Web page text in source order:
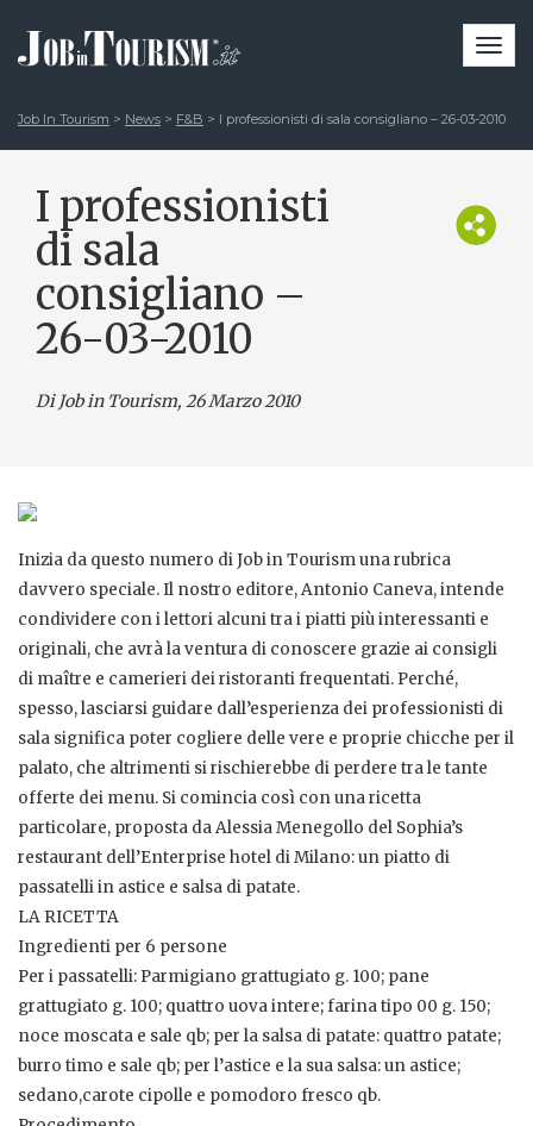
Job In Tourism > News > F&B > I professionisti di sala consigliano – 26-03-2010
I professionisti
di sala
consigliano –
26-03-2010
Di Job in Tourism, 26 Marzo 2010
Inizia da questo numero di Job in Tourism una rubrica
davvero speciale. Il nostro editore, Antonio Caneva, intende
condividere con i lettori alcuni tra i piatti più interessanti e
originali, che avrà la ventura di conoscere grazie ai consigli
di maître e camerieri dei ristoranti frequentati. Perché,
spesso, lasciarsi guidare dall’esperienza dei professionisti di
sala significa poter cogliere delle vere e proprie chicche per il
palato, che altrimenti si rischierebbe di perdere tra le tante
offerte dei menu. Si comincia così con una ricetta
particolare, proposta da Alessia Menegollo del Sophia’s
restaurant dell’Enterprise hotel di Milano: un piatto di
passatelli in astice e salsa di patate.
LA RICETTA
Ingredienti per 6 persone
Per i passatelli: Parmigiano grattugiato g. 100; pane
grattugiato g. 100; quattro uova intere; farina tipo 00 g. 150;
noce moscata e sale qb; per la salsa di patate: quattro patate;
burro timo e sale qb; per l’astice e la sua salsa: un astice;
sedano,carote cipolle e pomodoro fresco qb.